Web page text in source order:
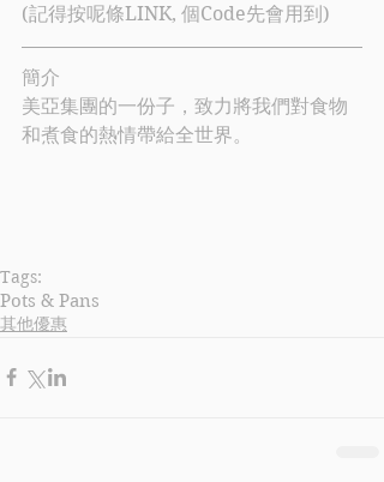
(記得按呢條LINK, 個Code先會用到)
簡介
美亞集團的一份子，致力將我們對食物
和煮食的熱情帶給全世界。
Tags:
Pots & Pans
其他優惠